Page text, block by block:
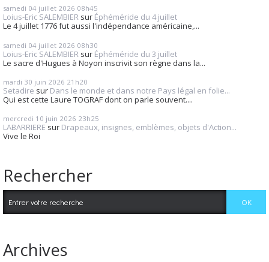
samedi 04 juillet 2026 08h45
Loius-Eric SALEMBIER sur Éphéméride du 4 juillet
Le 4 juillet 1776 fut aussi l'indépendance américaine,...
samedi 04 juillet 2026 08h30
Loius-Eric SALEMBIER sur Éphéméride du 3 juillet
Le sacre d'Hugues à Noyon inscrivit son règne dans la...
mardi 30 juin 2026 21h20
Setadire sur Dans le monde et dans notre Pays légal en folie...
Qui est cette Laure TOGRAF dont on parle souvent....
mercredi 10 juin 2026 23h25
LABARRIERE sur Drapeaux, insignes, emblèmes, objets d'Action...
Vive le Roi
Rechercher
Archives